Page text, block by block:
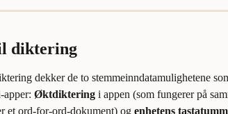
diktering
dekker de to stemmeinndatamulighetene
Øktdiktering i appen (som fungerer på
et ord-for-ord-dokument) og enhetens